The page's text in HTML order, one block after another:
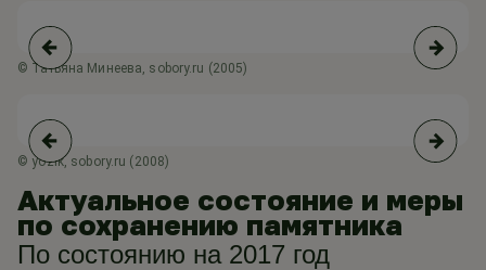
© Татьяна Минеева, sobory.ru (2005)
© yozik, sobory.ru (2008)
Актуальное состояние и меры
по сохранению памятника
По состоянию на 2017 год